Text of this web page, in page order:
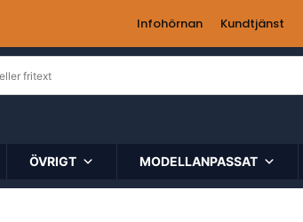
Infohörnan Kundtjänst
ÖVRIGT MODELLANPASSAT